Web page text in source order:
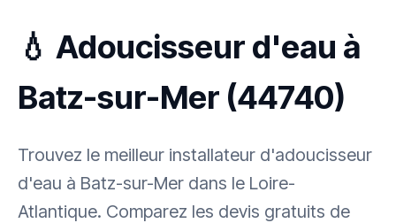
💧 Adoucisseur d'eau à
Batz-sur-Mer (44740)
Trouvez le meilleur installateur d'adoucisseur
d'eau à Batz-sur-Mer dans le Loire-
Atlantique. Comparez les devis gratuits de